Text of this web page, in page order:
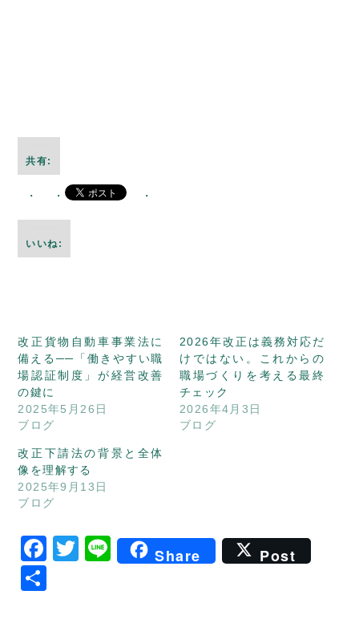
共有:
いいね:
改正貨物自動車事業法に
備える──「働きやすい職
場認証制度」が経営改善
の鍵に
2025年5月26日
ブログ
2026年改正は義務対応だ
けではない。これからの
職場づくりを考える最終
チェック
2026年4月3日
ブログ
改正下請法の背景と全体
像を理解する
2025年9月13日
ブログ
Facebook
Twitter
LineShare Post